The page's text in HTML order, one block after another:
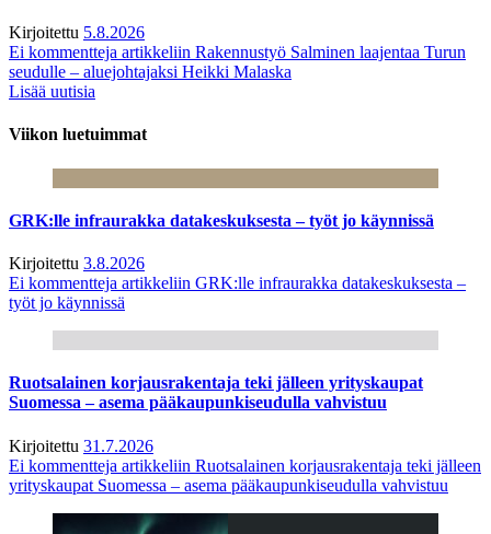
Kirjoitettu 5.8.2026
Ei kommentteja artikkeliin Rakennustyö Salminen laajentaa Turun
seudulle – aluejohtajaksi Heikki Malaska
Lisää uutisia
Viikon luetuimmat
GRK:lle infraurakka datakeskuksesta – työt jo käynnissä
Kirjoitettu 3.8.2026
Ei kommentteja artikkeliin GRK:lle infraurakka datakeskuksesta –
työt jo käynnissä
Ruotsalainen korjausrakentaja teki jälleen yrityskaupat
Suomessa – asema pääkaupunkiseudulla vahvistuu
Kirjoitettu 31.7.2026
Ei kommentteja artikkeliin Ruotsalainen korjausrakentaja teki jälleen
yrityskaupat Suomessa – asema pääkaupunkiseudulla vahvistuu